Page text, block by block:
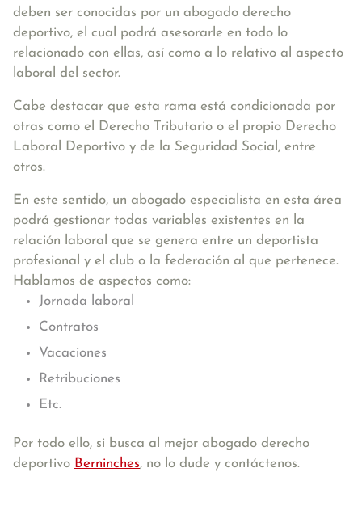
deben ser conocidas por un abogado derecho
deportivo, el cual podrá asesorarle en todo lo
relacionado con ellas, así como a lo relativo al aspecto
laboral del sector.
Cabe destacar que esta rama está condicionada por
otras como el Derecho Tributario o el propio Derecho
Laboral Deportivo y de la Seguridad Social, entre
otros.
En este sentido, un abogado especialista en esta área
podrá gestionar todas variables existentes en la
relación laboral que se genera entre un deportista
profesional y el club o la federación al que pertenece.
Hablamos de aspectos como:
Jornada laboral
Contratos
Vacaciones
Retribuciones
Etc.
Por todo ello, si busca al mejor abogado derecho
deportivo Berninches, no lo dude y contáctenos.